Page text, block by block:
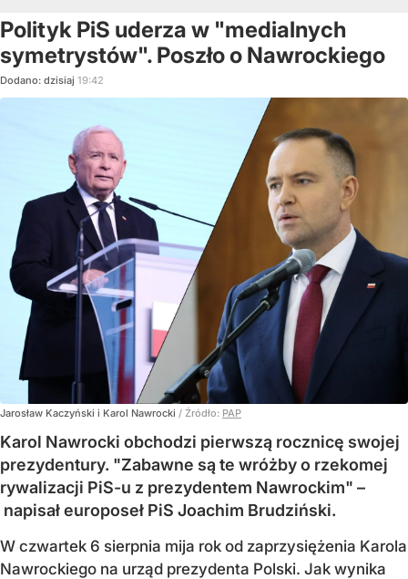
Polityk PiS uderza w "medialnych
symetrystów". Poszło o Nawrockiego
Dodano: dzisiaj 19:42
Jarosław Kaczyński i Karol Nawrocki / Źródło: PAP
Karol Nawrocki obchodzi pierwszą rocznicę swojej
prezydentury. "Zabawne są te wróżby o rzekomej
rywalizacji PiS-u z prezydentem Nawrockim" –
napisał europoseł PiS Joachim Brudziński.
W czwartek 6 sierpnia mija rok od zaprzysiężenia Karola
Nawrockiego na urząd prezydenta Polski. Jak wynika